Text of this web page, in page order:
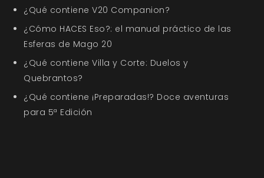
¿Qué contiene V20 Companion?
¿Cómo HACES Eso?: el manual práctico de las
Esferas de Mago 20
¿Qué contiene Villa y Corte: Duelos y
Quebrantos?
¿Qué contiene ¡Preparadas!? Doce aventuras
para 5ª Edición